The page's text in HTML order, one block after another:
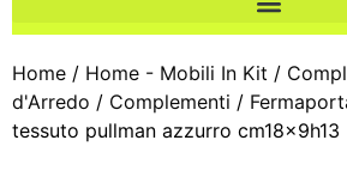
Home / Home - Mobili In Kit /
d'Arredo / Complementi /
tessuto pullman azzurro cm18x9h13